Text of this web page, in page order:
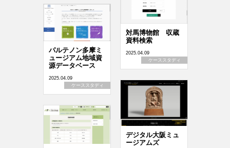
対馬博物館 収蔵
資料検索
2025.04.09
ケーススタディ
パルテノン多摩ミ
ュージアム地域資
源データベース
2025.04.09
ケーススタディ
デジタル大阪ミュ
ージアムズ